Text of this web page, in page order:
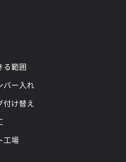
る範囲
バー入れ
付け替え
工場